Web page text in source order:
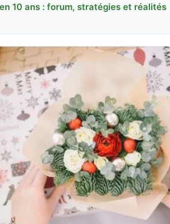
10 ans : forum, stratégies et réalités